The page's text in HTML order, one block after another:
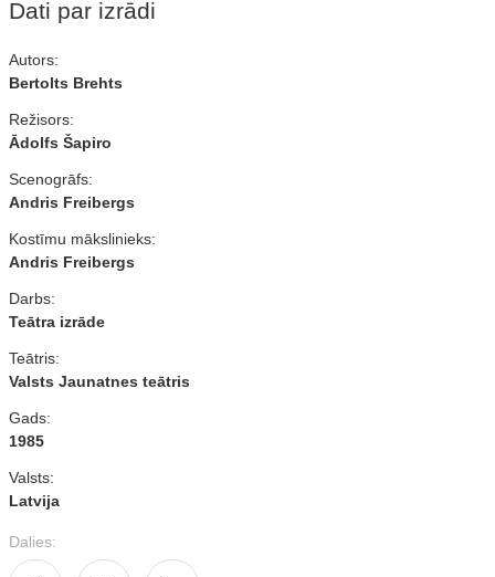
Dati par izrādi
Autors:
Bertolts Brehts
Režisors:
Ādolfs Šapiro
Scenogrāfs:
Andris Freibergs
Kostīmu mākslinieks:
Andris Freibergs
Darbs:
Teātra izrāde
Teātris:
Valsts Jaunatnes teātris
Gads:
1985
Valsts:
Latvija
Dalies: